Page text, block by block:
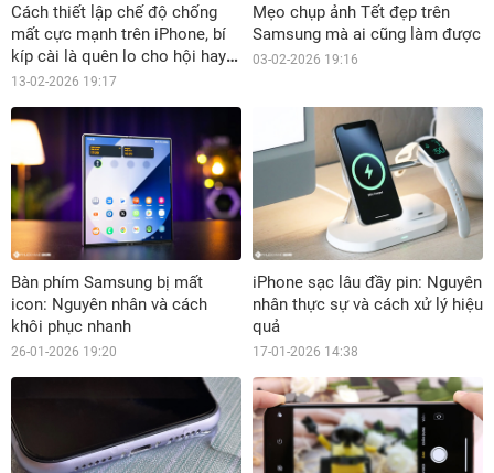
Cách thiết lập chế độ chống
mất cực mạnh trên iPhone, bí
kíp cài là quên lo cho hội hay
lơ đãng
13-02-2026 19:17
Mẹo chụp ảnh Tết đẹp trên
Samsung mà ai cũng làm được
03-02-2026 19:16
Bàn phím Samsung bị mất
icon: Nguyên nhân và cách
khôi phục nhanh
26-01-2026 19:20
iPhone sạc lâu đầy pin: Nguyên
nhân thực sự và cách xử lý hiệu
quả
17-01-2026 14:38